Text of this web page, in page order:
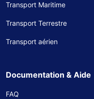
Transport Maritime
Transport Terrestre
Transport aérien
Documentation & Aide
FAQ